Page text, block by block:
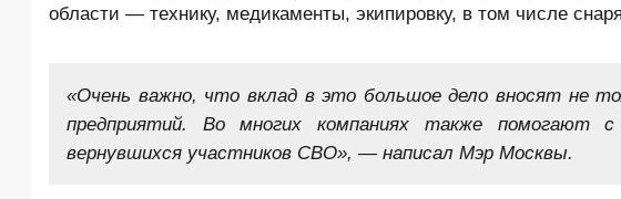
области — технику, медикаменты, экипировку, в том числе
«Очень важно, что вклад в это большое дело вносят не
предприятий. Во многих компаниях также помогают
вернувшихся участников СВО», — написал Мэр Москвы.